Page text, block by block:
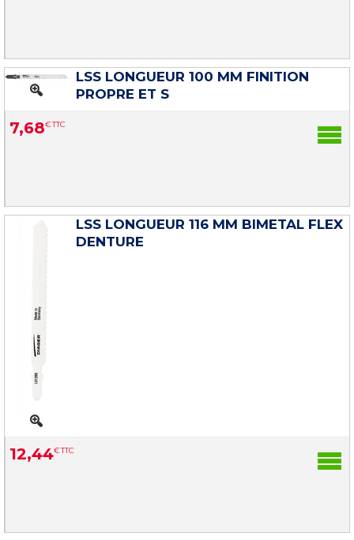
LSS LONGUEUR 100 MM FINITION
PROPRE ET S
7,68€TTC
LSS LONGUEUR 116 MM BIMETAL FLEX
DENTURE
12,44€TTC